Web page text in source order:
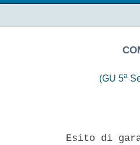
(GU 5a
Esito di